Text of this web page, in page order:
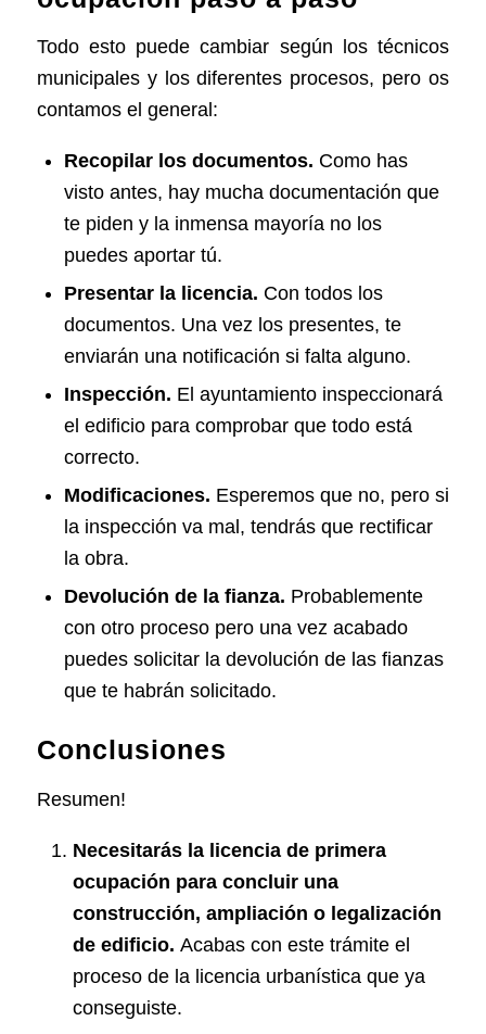
Todo esto puede cambiar según los técnicos
municipales y los diferentes procesos, pero os
contamos el general:
Recopilar los documentos. Como has
visto antes, hay mucha documentación que
te piden y la inmensa mayoría no los
puedes aportar tú.
Presentar la licencia. Con todos los
documentos. Una vez los presentes, te
enviarán una notificación si falta alguno.
Inspección. El ayuntamiento inspeccionará
el edificio para comprobar que todo está
correcto.
Modificaciones. Esperemos que no, pero si
la inspección va mal, tendrás que rectificar
la obra.
Devolución de la fianza. Probablemente
con otro proceso pero una vez acabado
puedes solicitar la devolución de las fianzas
que te habrán solicitado.
Conclusiones
Resumen!
Necesitarás la licencia de primera
ocupación para concluir una
construcción, ampliación o legalización
de edificio. Acabas con este trámite el
proceso de la licencia urbanística que ya
conseguiste.